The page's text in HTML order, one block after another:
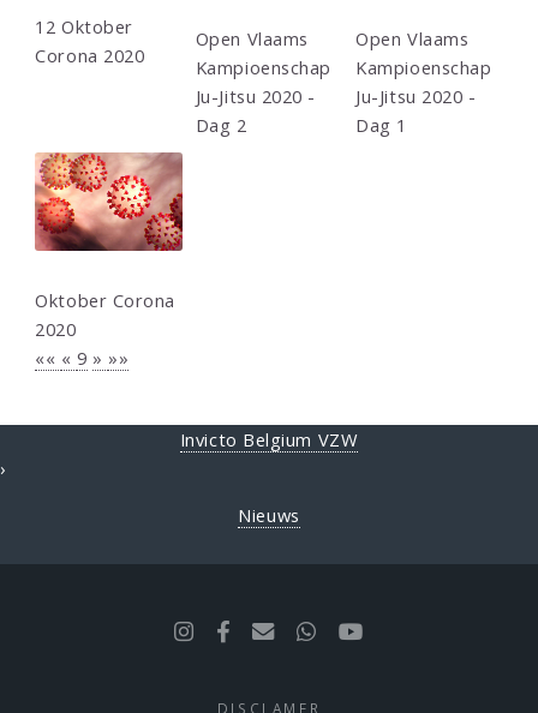
12 Oktober
Corona 2020
Open Vlaams
Kampioenschap
Ju-Jitsu 2020 -
Dag 2
Open Vlaams
Kampioenschap
Ju-Jitsu 2020 -
Dag 1
Oktober Corona
2020
«« «9 » »»
Invicto Belgium VZW
›
Nieuws
DISCLAMER